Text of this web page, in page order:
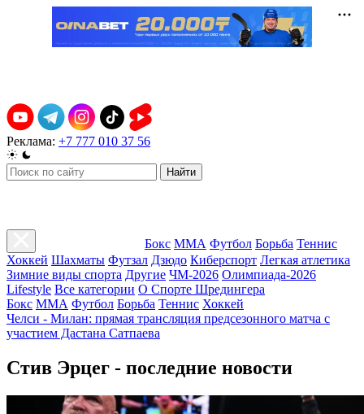
Реклама: +7 777 010 37 56
Найти
Бокс ММА Футбол Борьба Теннис
Хоккей Шахматы Футзал Дзюдо Киберспорт Легкая атлетика
Зимние виды спорта Другие ЧМ-2026 Олимпиада-2026
Lifestyle Все категории О Спорте Шредингера
Бокс ММА Футбол Борьба Теннис Хоккей
Челси - Милан: прямая трансляция предсезонного матча с
участием Дастана Сатпаева
Стив Эрцег - последние новости